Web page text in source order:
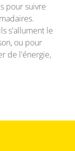
pour suivre
s'allument le
ou pour
de l'énergie,